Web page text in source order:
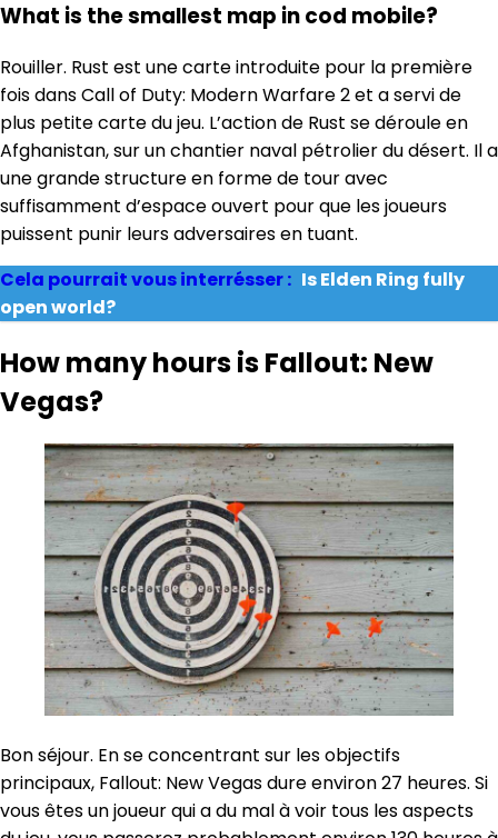
What is the smallest map in cod mobile?
Rouiller. Rust est une carte introduite pour la première
fois dans Call of Duty: Modern Warfare 2 et a servi de
plus petite carte du jeu. L’action de Rust se déroule en
Afghanistan, sur un chantier naval pétrolier du désert. Il a
une grande structure en forme de tour avec
suffisamment d’espace ouvert pour que les joueurs
puissent punir leurs adversaires en tuant.
Cela pourrait vous interrésser : Is Elden Ring fully
open world?
How many hours is Fallout: New
Vegas?
Bon séjour. En se concentrant sur les objectifs
principaux, Fallout: New Vegas dure environ 27 heures. Si
vous êtes un joueur qui a du mal à voir tous les aspects